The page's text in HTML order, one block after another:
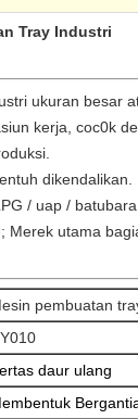
Tray Industri
ukuran besar
kerja, coc0k
dikendalikan.
/ uap /
utama
pembuatan
daur ulang